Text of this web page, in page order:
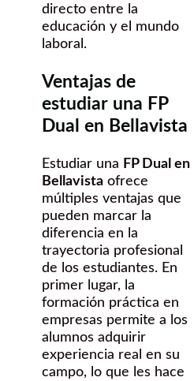
directo entre la
educación y el mundo
laboral.
Ventajas de
estudiar una FP
Dual en Bellavista
Estudiar una FP Dual en
Bellavista ofrece
múltiples ventajas que
pueden marcar la
diferencia en la
trayectoria profesional
de los estudiantes. En
primer lugar, la
formación práctica en
empresas permite a los
alumnos adquirir
experiencia real en su
campo, lo que les hace